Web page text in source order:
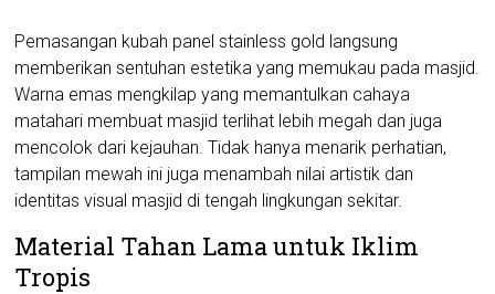
Pemasangan kubah panel stainless gold langsung
memberikan sentuhan estetika yang memukau pada masjid.
Warna emas mengkilap yang memantulkan cahaya
matahari membuat masjid terlihat lebih megah dan juga
mencolok dari kejauhan. Tidak hanya menarik perhatian,
tampilan mewah ini juga menambah nilai artistik dan
identitas visual masjid di tengah lingkungan sekitar.
Material Tahan Lama untuk Iklim
Tropis